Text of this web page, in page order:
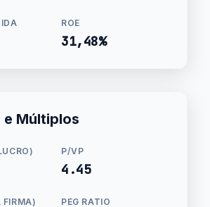
ROE
31,48%
e Múltiplos
P/VP
4.45
FIRMA) PEG RATIO